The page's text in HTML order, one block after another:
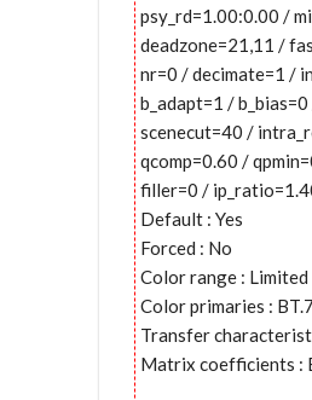
psy_rd=1.00:0.00 /
deadzone=21,11 /
nr=0 / decimate=1 /
b_adapt=1 /
scenecut=40 /
qcomp=0.60 /
filler=0 /
Default : Yes
Forced : No
Color range : Limited
Color primaries :
Transfer
Matrix coefficients :